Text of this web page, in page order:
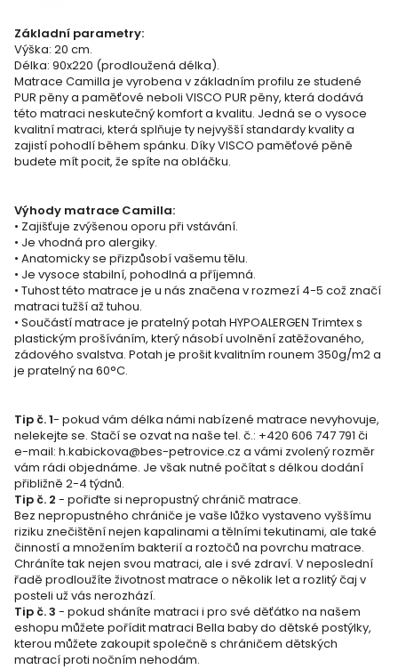
Základní parametry:
Výška: 20 cm.
Délka: 90x220 (prodloužená délka).
Matrace Camilla je vyrobena v základním profilu ze studené
PUR pěny a paměťové neboli VISCO PUR pěny, která dodává
této matraci neskutečný komfort a kvalitu. Jedná se o vysoce
kvalitní matraci, která splňuje ty nejvyšší standardy kvality a
zajistí pohodlí během spánku. Díky VISCO paměťové pěně
budete mít pocit, že spíte na obláčku.
Výhody matrace Camilla:
• Zajišťuje zvýšenou oporu při vstávání.
• Je vhodná pro alergiky.
• Anatomicky se přizpůsobí vašemu tělu.
• Je vysoce stabilní, pohodlná a příjemná.
• Tuhost této matrace je u nás značena v rozmezí 4-5 což značí
matraci tužší až tuhou.
• Součástí matrace je pratelný potah HYPOALERGEN Trimtex s
plastickým prošíváním, který násobí uvolnění zatěžovaného,
zádového svalstva. Potah je prošit kvalitním rounem 350g/m2 a
je pratelný na 60°C.
Tip č. 1- pokud vám délka námi nabízené matrace nevyhovuje,
nelekejte se. Stačí se ozvat na naše tel. č.: +420 606 747 791 či
e-mail: h.kabickova@bes-petrovice.cz a vámi zvolený rozměr
vám rádi objednáme. Je však nutné počítat s délkou dodání
přibližně 2-4 týdnů.
Tip č. 2 - pořiďte si nepropustný chránič matrace.
Bez nepropustného chrániče je vaše lůžko vystaveno vyššímu
riziku znečištění nejen kapalinami a tělními tekutinami, ale také
činností a množením bakterií a roztočů na povrchu matrace.
Chráníte tak nejen svou matraci, ale i své zdraví. V neposlední
řadě prodloužíte životnost matrace o několik let a rozlitý čaj v
posteli už vás nerozhází.
Tip č. 3 - pokud sháníte matraci i pro své děťátko na našem
eshopu můžete pořídit matraci Bella baby do dětské postýlky,
kterou můžete zakoupit společně s chráničem dětských
matrací proti nočním nehodám.